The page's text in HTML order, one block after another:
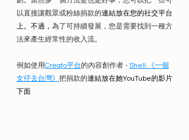
以直接讓觀眾或粉絲捐款的連結放在您的社交平台
上。不過， 為了可持續發展，您是需要找到一種方
法來產生經常性的收入流。
例如使用Creato平台的內容創作者 - Shell.《一個
女仔去台灣》 把捐款的連結放在她YouTube的影片
下面